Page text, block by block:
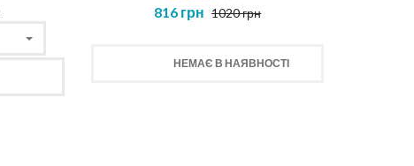
Маска глибоке відновлення
816 грн 1020 грн
НЕМАЄ В НАЯВНОСТІ